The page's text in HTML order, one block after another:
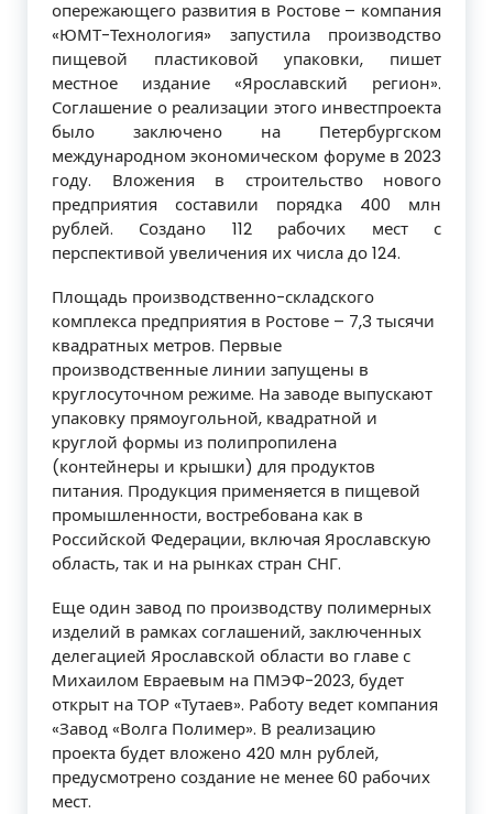
опережающего развития в Ростове – компания
«ЮМТ-Технология» запустила производство
пищевой пластиковой упаковки, пишет
местное издание «Ярославский регион».
Соглашение о реализации этого инвестпроекта
было заключено на Петербургском
международном экономическом форуме в 2023
году. Вложения в строительство нового
предприятия составили порядка 400 млн
рублей. Создано 112 рабочих мест с
перспективой увеличения их числа до 124.
Площадь производственно-складского
комплекса предприятия в Ростове – 7,3 тысячи
квадратных метров. Первые
производственные линии запущены в
круглосуточном режиме. На заводе выпускают
упаковку прямоугольной, квадратной и
круглой формы из полипропилена
(контейнеры и крышки) для продуктов
питания. Продукция применяется в пищевой
промышленности, востребована как в
Российской Федерации, включая Ярославскую
область, так и на рынках стран СНГ.
Еще один завод по производству полимерных
изделий в рамках соглашений, заключенных
делегацией Ярославской области во главе с
Михаилом Евраевым на ПМЭФ-2023, будет
открыт на ТОР «Тутаев». Работу ведет компания
«Завод «Волга Полимер». В реализацию
проекта будет вложено 420 млн рублей,
предусмотрено создание не менее 60 рабочих
мест.